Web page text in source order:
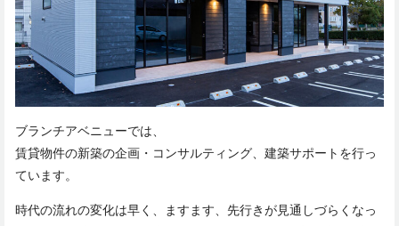
ブランチアベニューでは、
賃貸物件の新築の企画・コンサルティング、建築サポートを行っ
ています。
時代の流れの変化は早く、ますます、先行きが見通しづらくなっ